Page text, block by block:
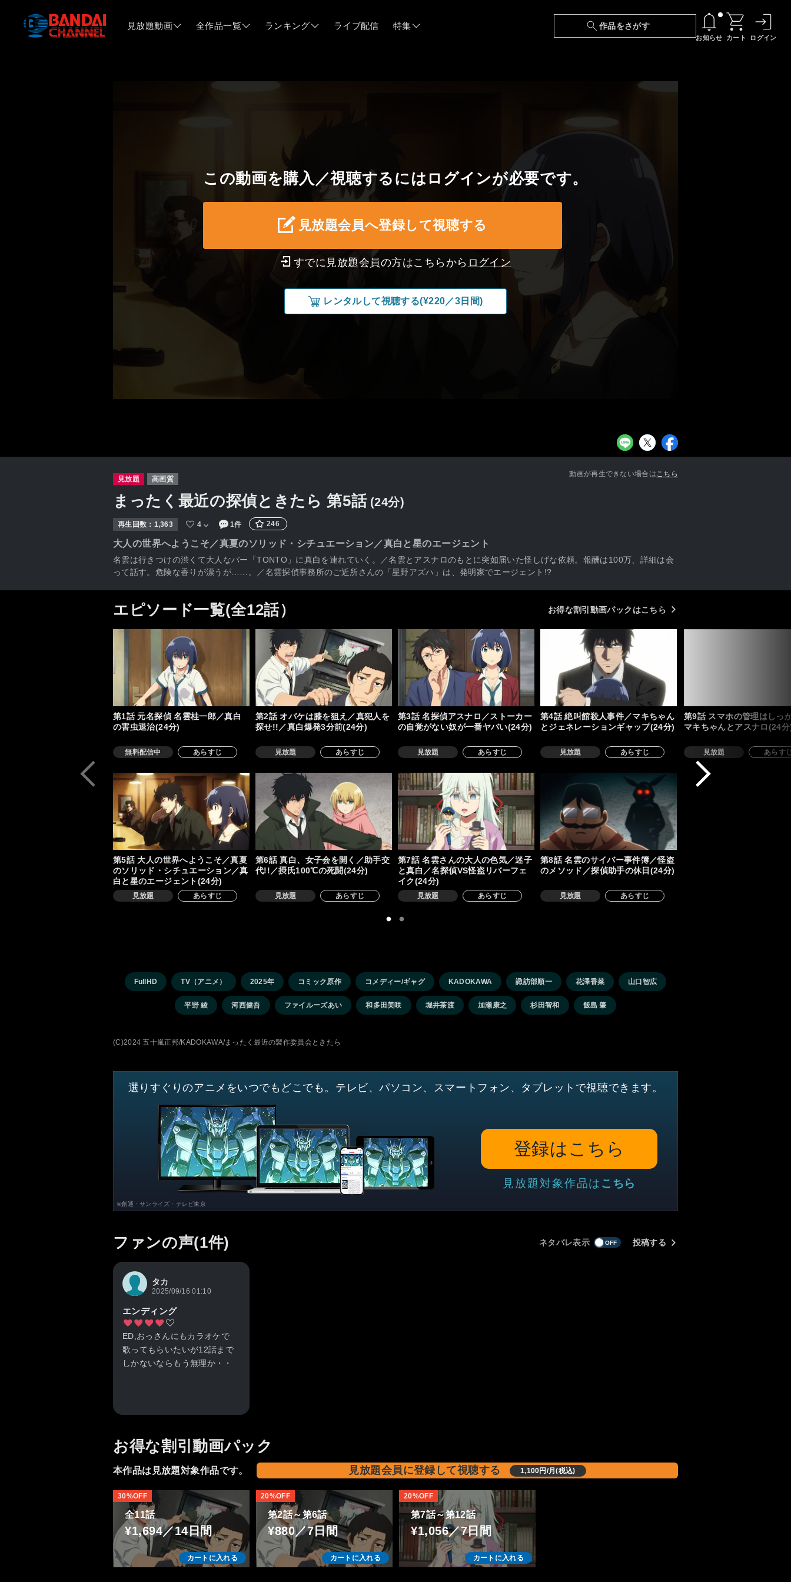
見放題動画 全作品一覧 ランキング ライブ配信 特集 作品をさがす
お知らせ
『最強の王様、二度目の人生は何をする？』第
【障害】映像再生における不具合に関しまして
05/14
【日本語字幕】【セリフ検索】新規追加のお知
04/28
【障害】Android TVにおける不具合に関しまし
お知らせ一覧へ
カート ログイン
この動画を購入／視聴するにはログインが必要です。
見放題会員へ登録して視聴する
すでに見放題会員の方はこちらから ログイン
レンタルして視聴する(¥220／3日間)
動画が再生できない場合はこちら
見放題 高画質
まったく最近の探偵ときたら 第5話 (24分)
再生回数： 1,363 4 1件 246
大人の世界へようこそ／真夏のソリッド・シチュエーション／真白と星のエージェント
名雲は行きつけの渋くて大人なバー「TONTO」に真白を連れていく。／名雲とアスナロのもとに突如届いた怪しげな依頼。報酬は100万、詳細は会
って話す。危険な香りが漂うが……。／名雲探偵事務所のご近所さんの「星野アズハ」は、発明家でエージェント!?
エピソード一覧(全12話） お得な割引動画パックはこちら
第1話 元名探偵 名雲桂一郎／真白
の害虫退治(24分)
無料配信中 あらすじ
第2話 オバケは膝を狙え／真犯人を
探せ!!／真白爆発3分前(24分)
見放題 あらすじ
第3話 名探偵アスナロ／ストーカー
の自覚がない奴が一番ヤバい(24分)
見放題 あらすじ
第4話 絶叫館殺人事件／マキちゃん
とジェネレーションギャップ(24分)
見放題 あらすじ
第5話 大人の世界へようこそ／真夏
のソリッド・シチュエーション／真
白と星のエージェント(24分)
見放題 あらすじ
第6話 真白、女子会を開く／助手交
代!!／摂氏100℃の死闘(24分)
見放題 あらすじ
第7話 名雲さんの大人の色気／迷子
と真白／名探偵VS怪盗リバーフェ
イク(24分)
見放題 あらすじ
第8話 名雲のサイバー事件簿／怪盗
のメソッド／探偵助手の休日(24分)
見放題 あらすじ
第9話 スマホの管理はしっ
マキちゃんとアスナロ(24
見放題 あらす
FullHD TV（アニメ） 2025年 コミック原作 コメディー/ギャグ KADOKAWA 諏訪部順一 花澤香菜 山口智広
平野 綾 河西健吾 ファイルーズあい 和多田美咲 堀井茶渡 加瀬康之 杉田智和 飯島 肇
(C)2024 五十嵐正邦/KADOKAWA/まったく最近の製作委員会ときたら
選りすぐりのアニメをいつでもどこでも。テレビ、パソコン、スマートフォン、タブレットで視聴できます。
登録はこちら
見放題対象作品は こちら
©創通・サンライズ・テレビ東京
ファンの声(1件) ネタバレ表示 投稿する
タカ
2025/09/16 01:10
エンディング
ED,おっさんにもカラオケで
歌ってもらいたいが12話まで
しかないならもう無理か・・
お得な割引動画パック
本作品は見放題対象作品です。 見放題会員に登録して視聴する 1,100円/月(税込)
全11話
¥1,694／14日間
カートに入れる
30%OFF
第2話～第6話
¥880／7日間
カートに入れる
20%OFF
第7話～第12話
¥1,056／7日間
カートに入れる
20%OFF